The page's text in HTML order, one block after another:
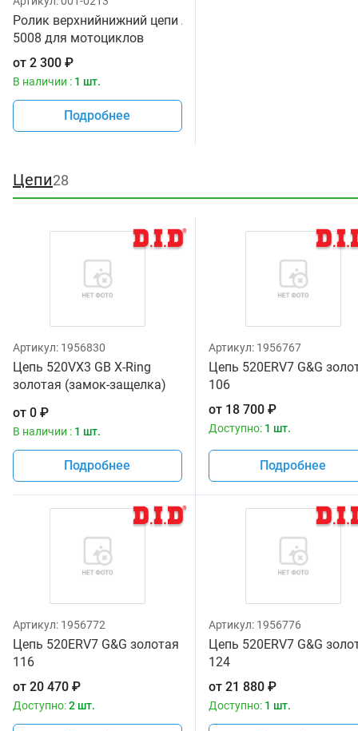
Ролик верхнийнижний цепи All Balls 79-
5008 для мотоциклов
от 2 300 ₽
В наличии : 1 шт.
Подробнее
Цепи28
Артикул: 1956830
Цепь 520VX3 GB X-Ring
золотая (замок-защелка)
от 0 ₽
В наличии : 1 шт.
Подробнее
Артикул: 1956767
Цепь 520ERV7 G&G
106
от 18 700₽
Доступно: 1 шт.
Подробнее
Артикул: 1956772
Цепь 520ERV7 G&G золотая
116
от 20 470 ₽
Доступно:2 шт.
Артикул: 1956776
Цепь 520ERV7 G&G
124
от 21 880₽
Доступно: 1 шт.